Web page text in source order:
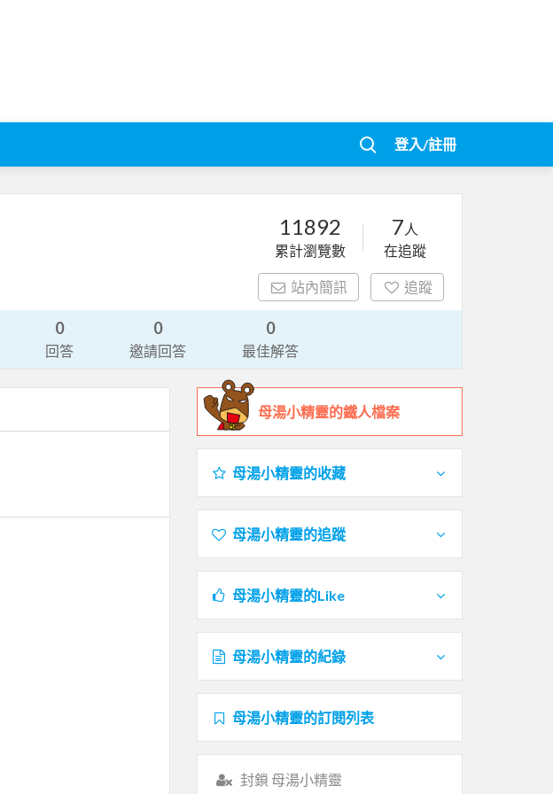
登入/註冊
11892
累計瀏覽數
7 人
在追蹤
站內簡訊 追蹤
0
回答
0
邀請回答
0
最佳解答
母湯小精靈的鐵人檔案
母湯小精靈的收藏
母湯小精靈的追蹤
母湯小精靈的Like
母湯小精靈的紀錄
母湯小精靈的訂閱列表
封鎖 母湯小精靈